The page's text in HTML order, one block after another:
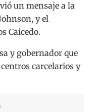
un mensaje a la
y el
Caicedo.
y gobernador que
carcelarios y